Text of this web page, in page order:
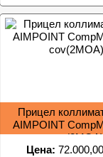
Прицел
AIMPOINT
cov(2MOA)
Цена: